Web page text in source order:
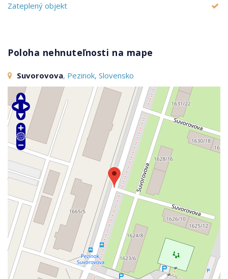
Zateplený objekt
Poloha nehnuteľnosti na mape
Suvorovova, Pezinok, Slovensko